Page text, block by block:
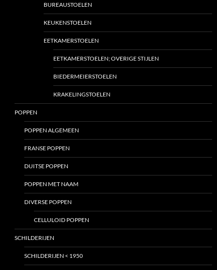
BUREAUSTOELEN
KEUKENSTOELEN
EETKAMERSTOELEN
EETKAMERSTOELEN; OVERIGE STIJLEN
BIEDERMEIERSTOELEN
KRAKELINGSTOELEN
POPPEN
POPPEN ALGEMEEN
FRANSE POPPEN
DUITSE POPPEN
POPPEN MET NAAM
DIVERSE POPPEN
CELLULOID POPPEN
SCHILDERIJEN
SCHILDERIJEN < 1950